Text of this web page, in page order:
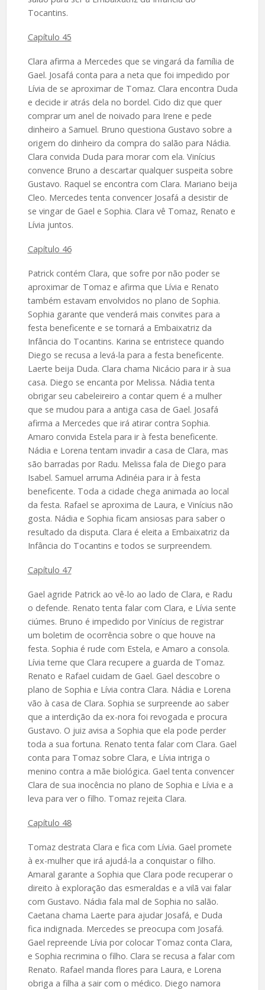
Tocantins.
Capítulo 45
Clara afirma a Mercedes que se vingará da família de
Gael. Josafá conta para a neta que foi impedido por
Lívia de se aproximar de Tomaz. Clara encontra Duda
e decide ir atrás dela no bordel. Cido diz que quer
comprar um anel de noivado para Irene e pede
dinheiro a Samuel. Bruno questiona Gustavo sobre a
origem do dinheiro da compra do salão para Nádia.
Clara convida Duda para morar com ela. Vinícius
convence Bruno a descartar qualquer suspeita sobre
Gustavo. Raquel se encontra com Clara. Mariano beija
Cleo. Mercedes tenta convencer Josafá a desistir de
se vingar de Gael e Sophia. Clara vê Tomaz, Renato e
Lívia juntos.
Capítulo 46
Patrick contém Clara, que sofre por não poder se
aproximar de Tomaz e afirma que Lívia e Renato
também estavam envolvidos no plano de Sophia.
Sophia garante que venderá mais convites para a
festa beneficente e se tornará a Embaixatriz da
Infância do Tocantins. Karina se entristece quando
Diego se recusa a levá-la para a festa beneficente.
Laerte beija Duda. Clara chama Nicácio para ir à sua
casa. Diego se encanta por Melissa. Nádia tenta
obrigar seu cabeleireiro a contar quem é a mulher
que se mudou para a antiga casa de Gael. Josafá
afirma a Mercedes que irá atirar contra Sophia.
Amaro convida Estela para ir à festa beneficente.
Nádia e Lorena tentam invadir a casa de Clara, mas
são barradas por Radu. Melissa fala de Diego para
Isabel. Samuel arruma Adinéia para ir à festa
beneficente. Toda a cidade chega animada ao local
da festa. Rafael se aproxima de Laura, e Vinícius não
gosta. Nádia e Sophia ficam ansiosas para saber o
resultado da disputa. Clara é eleita a Embaixatriz da
Infância do Tocantins e todos se surpreendem.
Capítulo 47
Gael agride Patrick ao vê-lo ao lado de Clara, e Radu
o defende. Renato tenta falar com Clara, e Lívia sente
ciúmes. Bruno é impedido por Vinícius de registrar
um boletim de ocorrência sobre o que houve na
festa. Sophia é rude com Estela, e Amaro a consola.
Lívia teme que Clara recupere a guarda de Tomaz.
Renato e Rafael cuidam de Gael. Gael descobre o
plano de Sophia e Lívia contra Clara. Nádia e Lorena
vão à casa de Clara. Sophia se surpreende ao saber
que a interdição da ex-nora foi revogada e procura
Gustavo. O juiz avisa a Sophia que ela pode perder
toda a sua fortuna. Renato tenta falar com Clara. Gael
conta para Tomaz sobre Clara, e Lívia intriga o
menino contra a mãe biológica. Gael tenta convencer
Clara de sua inocência no plano de Sophia e Lívia e a
leva para ver o filho. Tomaz rejeita Clara.
Capítulo 48
Tomaz destrata Clara e fica com Lívia. Gael promete
à ex-mulher que irá ajudá-la a conquistar o filho.
Amaral garante a Sophia que Clara pode recuperar o
direito à exploração das esmeraldas e a vilã vai falar
com Gustavo. Nádia fala mal de Sophia no salão.
Caetana chama Laerte para ajudar Josafá, e Duda
fica indignada. Mercedes se preocupa com Josafá.
Gael repreende Lívia por colocar Tomaz conta Clara,
e Sophia recrimina o filho. Clara se recusa a falar com
Renato. Rafael manda flores para Laura, e Lorena
obriga a filha a sair com o médico. Diego namora